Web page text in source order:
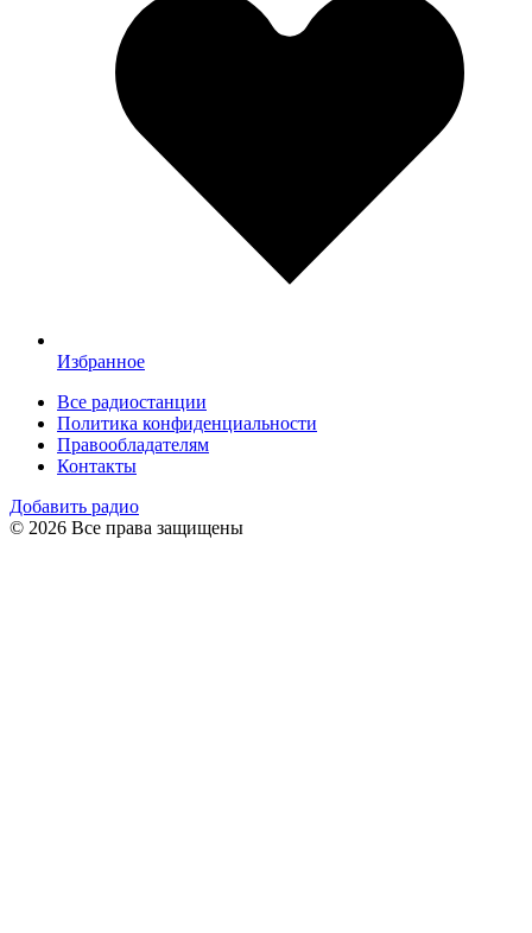
Избранное
Все радиостанции
Политика конфиденциальности
Правообладателям
Контакты
Добавить радио
© 2026 Все права защищены